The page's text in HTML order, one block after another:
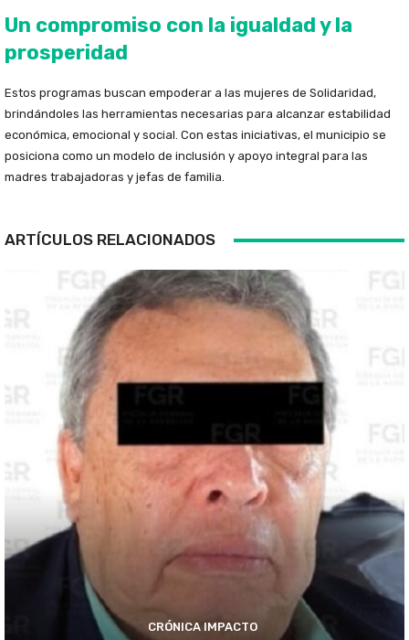
Un compromiso con la igualdad y la
prosperidad
Estos programas buscan empoderar a las mujeres de Solidaridad,
brindándoles las herramientas necesarias para alcanzar estabilidad
económica, emocional y social. Con estas iniciativas, el municipio se
posiciona como un modelo de inclusión y apoyo integral para las
madres trabajadoras y jefas de familia.
ARTÍCULOS RELACIONADOS
CRÓNICA IMPACTO